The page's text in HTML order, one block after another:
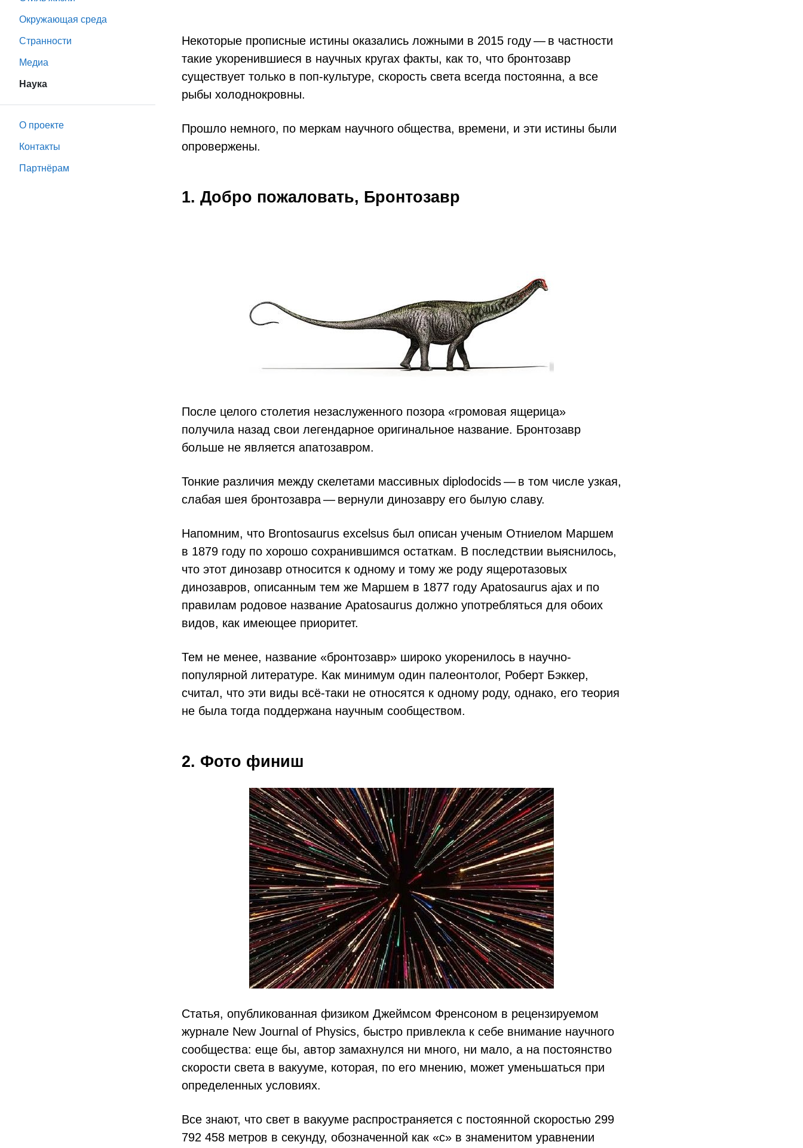
Окружающая среда
Странности
Медиа
Наука
О проекте
Контакты
Партнёрам
Некоторые прописные истины оказались ложными в 2015 году — в частности
такие укоренившиеся в научных кругах факты, как то, что бронтозавр
существует только в поп-культуре, скорость света всегда постоянна, а все
рыбы холоднокровны.
Прошло немного, по меркам научного общества, времени, и эти истины были
опровержены.
1. Добро пожаловать, Бронтозавр
После целого столетия незаслуженного позора «громовая ящерица»
получила назад свои легендарное оригинальное название. Бронтозавр
больше не является апатозавром.
Тонкие различия между скелетами массивных diplodocids — в том числе узкая,
слабая шея бронтозавра — вернули динозавру его былую славу.
Напомним, что Brontosaurus excelsus был описан ученым Отниелом Маршем
в 1879 году по хорошо сохранившимся остаткам. В последствии выяснилось,
что этот динозавр относится к одному и тому же роду ящеротазовых
динозавров, описанным тем же Маршем в 1877 году Apatosaurus ajax и по
правилам родовое название Apatosaurus должно употребляться для обоих
видов, как имеющее приоритет.
Тем не менее, название «бронтозавр» широко укоренилось в научно-
популярной литературе. Как минимум один палеонтолог, Роберт Бэккер,
считал, что эти виды всё-таки не относятся к одному роду, однако, его теория
не была тогда поддержана научным сообществом.
2. Фото финиш
Статья, опубликованная физиком Джеймсом Френсоном в рецензируемом
журнале New Journal of Physics, быстро привлекла к себе внимание научного
сообщества: еще бы, автор замахнулся ни много, ни мало, а на постоянство
скорости света в вакууме, которая, по его мнению, может уменьшаться при
определенных условиях.
Все знают, что свет в вакууме распространяется с постоянной скоростью 299
792 458 метров в секунду, обозначенной как «с» в знаменитом уравнении